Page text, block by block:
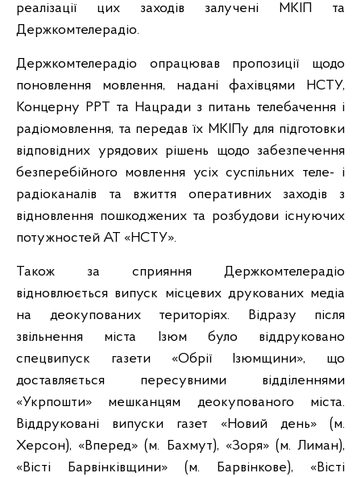
реалізації цих заходів залучені МКІП та
Держкомтелерадіо.
Держкомтелерадіо опрацював пропозиції щодо
поновлення мовлення, надані фахівцями НСТУ,
Концерну РРТ та Нацради з питань телебачення і
радіомовлення, та передав їх МКІПу для підготовки
відповідних урядових рішень щодо забезпечення
безперебійного мовлення усіх суспільних теле- і
радіоканалів та вжиття оперативних заходів з
відновлення пошкоджених та розбудови існуючих
потужностей АТ «НСТУ».
Також за сприяння Держкомтелерадіо
відновлюється випуск місцевих друкованих медіа
на деокупованих територіях. Відразу після
звільнення міста Ізюм було віддруковано
спецвипуск газети «Обрії Ізюмщини», що
доставляється пересувними відділеннями
«Укрпошти» мешканцям деокупованого міста.
Віддруковані випуски газет «Новий день» (м.
Херсон), «Вперед» (м. Бахмут), «Зоря» (м. Лиман),
«Вісті Барвінківщини» (м. Барвінкове), «Вісті